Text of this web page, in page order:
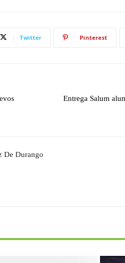
Twitter Pinterest
Entrega Salum
De Durango